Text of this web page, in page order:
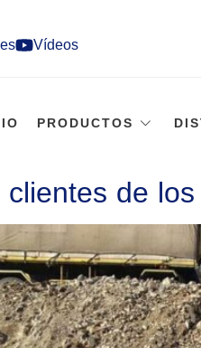
Vídeos
PRODUCTOS
de